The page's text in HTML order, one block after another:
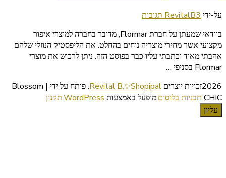
על-ידי RevitalB3 תגובות
על
–
סקירת
מוצרים
Flormar
בוודאי שמעתן על חברת Flormar, מדובר בחברה למוצרי איפור
מקצועי אשר מחירי מוצריה נוחים בהחלט. את הליפסטיק הנוזלי שלהם
אהבתי מאוד וכתבתי עליו כבר בפוסט הזה. ניתן לרכוש את מוצרי
Flormar בסניפי …
2026זכויות יוצרים
Revital B.✨Shopipal
.
פותח על ידי | Blossom
CHIC תבניות בלוסום.מופעל באמצעות WordPress
.תקנון
עליון